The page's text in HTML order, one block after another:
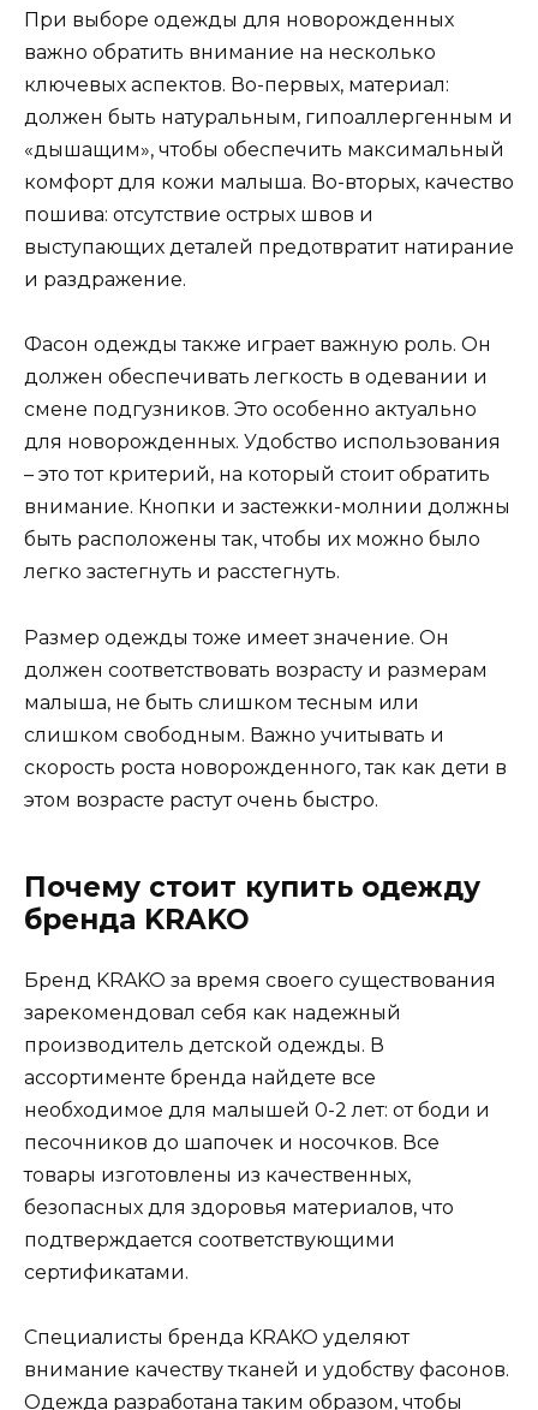
При выборе одежды для новорожденных
важно обратить внимание на несколько
ключевых аспектов. Во-первых, материал:
должен быть натуральным, гипоаллергенным и
«дышащим», чтобы обеспечить максимальный
комфорт для кожи малыша. Во-вторых, качество
пошива: отсутствие острых швов и
выступающих деталей предотвратит натирание
и раздражение.
Фасон одежды также играет важную роль. Он
должен обеспечивать легкость в одевании и
смене подгузников. Это особенно актуально
для новорожденных. Удобство использования
– это тот критерий, на который стоит обратить
внимание. Кнопки и застежки-молнии должны
быть расположены так, чтобы их можно было
легко застегнуть и расстегнуть.
Размер одежды тоже имеет значение. Он
должен соответствовать возрасту и размерам
малыша, не быть слишком тесным или
слишком свободным. Важно учитывать и
скорость роста новорожденного, так как дети в
этом возрасте растут очень быстро.
Почему стоит купить одежду
бренда KRAKO
Бренд KRAKO за время своего существования
зарекомендовал себя как надежный
производитель детской одежды. В
ассортименте бренда найдете все
необходимое для малышей 0-2 лет: от боди и
песочников до шапочек и носочков. Все
товары изготовлены из качественных,
безопасных для здоровья материалов, что
подтверждается соответствующими
сертификатами.
Специалисты бренда KRAKO уделяют
внимание качеству тканей и удобству фасонов.
Одежда разработана таким образом, чтобы